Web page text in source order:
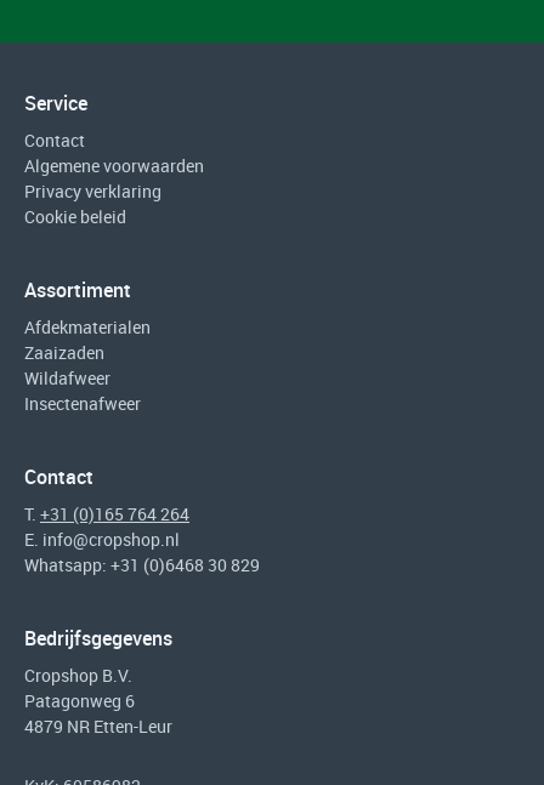
Service
Contact
Algemene voorwaarden
Privacy verklaring
Cookie beleid
Assortiment
Afdekmaterialen
Zaaizaden
Wildafweer
Insectenafweer
Contact
T. +31 (0)165 764 264
E. info@cropshop.nl
Whatsapp: +31 (0)6468 30 829
Bedrijfsgegevens
Cropshop B.V.
Patagonweg 6
4879 NR Etten-Leur